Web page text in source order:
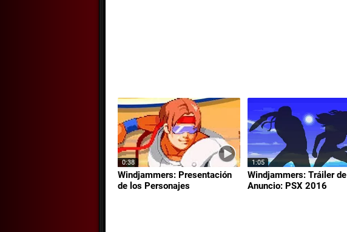
0:38
Windjammers: Presentación
de los Personajes
1:05
Windjammers: Tráiler de
Anuncio: PSX 2016